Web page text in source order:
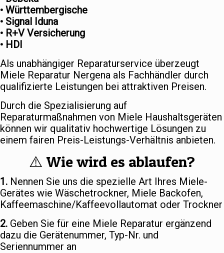
• Württembergische
• Signal Iduna
• R+V Versicherung
• HDI
Als unabhängiger Reparaturservice überzeugt
Miele Reparatur Nergena als Fachhändler durch
qualifizierte Leistungen bei attraktiven Preisen.
Durch die Spezialisierung auf
Reparaturmaßnahmen von Miele Haushaltsgeräten
können wir qualitativ hochwertige Lösungen zu
einem fairen Preis-Leistungs-Verhältnis anbieten.
⚠️ Wie wird es ablaufen?
1. Nennen Sie uns die spezielle Art Ihres Miele-
Gerätes wie Wäschetrockner, Miele Backofen,
Kaffeemaschine/Kaffeevollautomat oder Trockner
2. Geben Sie für eine Miele Reparatur ergänzend
dazu die Gerätenummer, Typ-Nr. und
Seriennummer an